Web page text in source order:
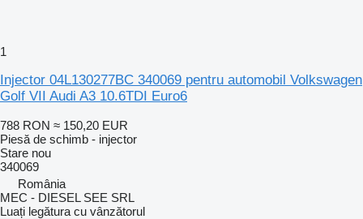
1
Injector 04L130277BC 340069 pentru automobil Volkswagen
Golf VII Audi A3 10.6TDI Euro6
788 RON ≈ 150,20 EUR
Piesă de schimb - injector
Stare nou
340069
România
MEC - DIESEL SEE SRL
Luați legătura cu vânzătorul